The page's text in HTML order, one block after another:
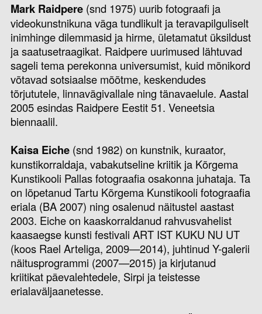
Mark Raidpere (snd 1975) uurib fotograafi ja
videokunstnikuna väga tundlikult ja teravapilguliselt
inimhinge dilemmasid ja hirme, ületamatut üksildust
ja saatusetraagikat. Raidpere uurimused lähtuvad
sageli tema perekonna universumist, kuid mõnikord
võtavad sotsiaalse mõõtme, keskendudes
tõrjututele, linnavägivallale ning tänavaelule. Aastal
2005 esindas Raidpere Eestit 51. Veneetsia
biennaalil.
Kaisa Eiche (snd 1982) on kunstnik, kuraator,
kunstikorraldaja, vabakutseline kriitik ja Kõrgema
Kunstikooli Pallas fotograafia osakonna juhataja. Ta
on lõpetanud Tartu Kõrgema Kunstikooli fotograafia
eriala (BA 2007) ning osalenud näitustel aastast
2003. Eiche on kaaskorraldanud rahvusvahelist
kaasaegse kunsti festivali ART IST KUKU NU UT
(koos Rael Arteliga, 2009—2014), juhtinud Y-galerii
näitusprogrammi (2007—2015) ja kirjutanud
kriitikat päevalehtedele, Sirpi ja teistesse
erialaväljaanetesse.